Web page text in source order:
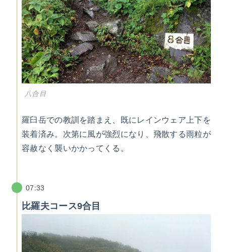
八合目
羅臼岳での教訓を踏まえ、既にレインウェア上下を
装着済み。次第に風が強烈になり、飛散する雨粒が
容赦なく襲いかかってくる。
07:33
比羅夫コース9合目